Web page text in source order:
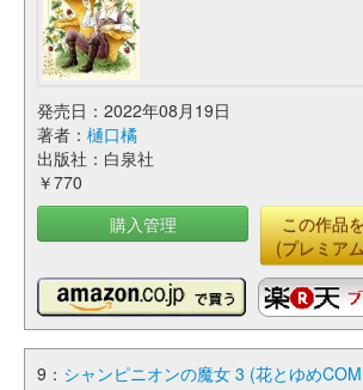
発売日：2022年08月19日
著者： 樋口橘
出版社：白泉社
￥770
購入管理
この作品
(プレミア
9： シャンピニオンの魔女 3 (花とゆめ